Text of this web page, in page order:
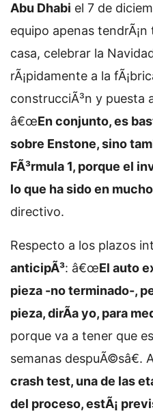
Abu Dhabi el 7 de
equipo apenas
casa, celebrar la
rÃ¡pidamente a la
construcciÃ³n y puesta
â€œEn conjunto, es
sobre Enstone, sino
FÃ³rmula 1, porque el
lo que ha sido en
directivo.
Respecto a los plazos
anticipÃ³: â€œEl auto
pieza -no terminado-,
pieza, dirÃ­a yo, para
porque va a tener que
semanas despuÃ©sâ€.
crash test, una de las
del proceso, estÃ¡